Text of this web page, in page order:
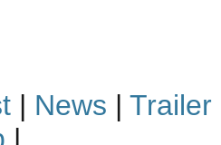
| News | Trailer